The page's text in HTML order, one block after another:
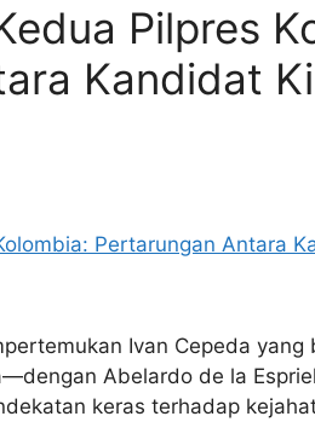
Pilpres
Kandidat
Ivan Cepeda
Abelardo de la
keras terhadap